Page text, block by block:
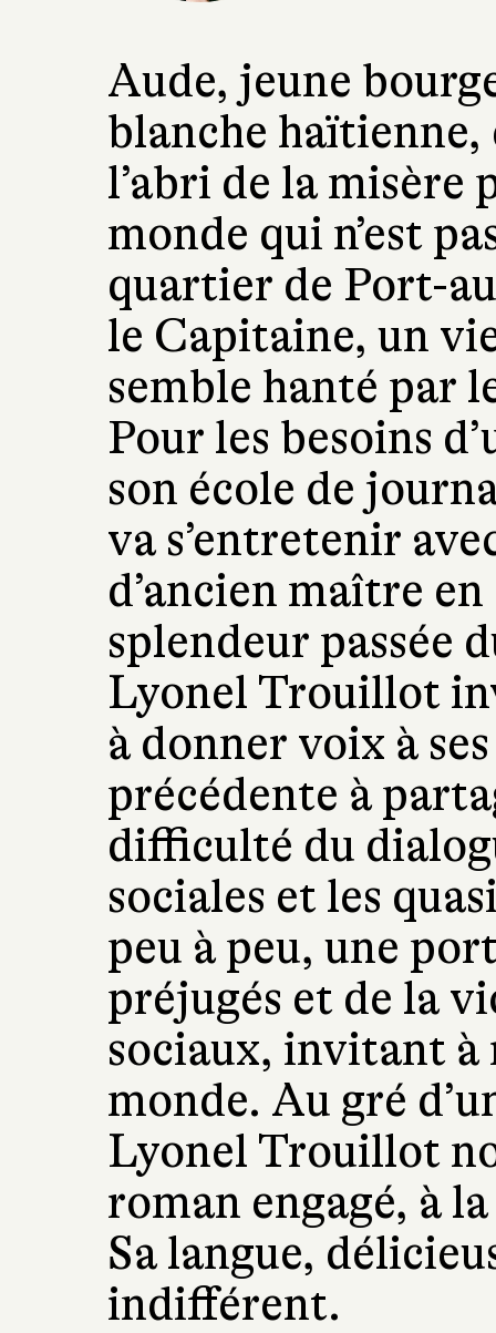
Aude, jeune
blanche haïtienne,
l’abri de la misère
monde qui n’est
quartier de Port-
le Capitaine, un
semble hanté par
Pour les besoins
son école de
va s’entretenir
d’ancien maître
splendeur passée
Lyonel Trouillot
à donner voix à
précédente à
difficulté du
sociales et les
peu à peu, une
préjugés et de la
sociaux, invitant
monde. Au gré
Lyonel Trouillot
roman engagé, à
Sa langue,
indifférent.